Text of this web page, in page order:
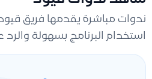
ندوات مباشرة يقدمها فريق
استخدام البرنامج بسهولة والرد